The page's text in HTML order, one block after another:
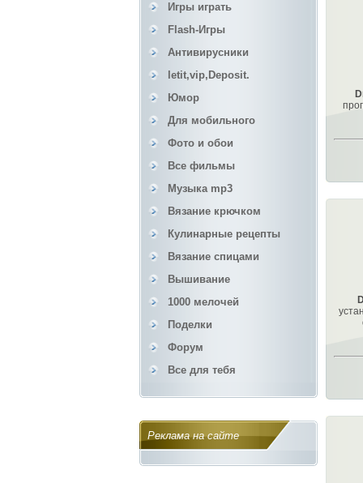
Игры играть
Flash-Игры
Антивирусники
letit,vip,Deposit.
Юмор
Для мобильного
Фото и обои
Все фильмы
Музыка mp3
Вязание крючком
Кулинарные рецепты
Вязание спицами
Вышивание
1000 мелочей
Поделки
Форум
Все для тебя
Реклама на сайте